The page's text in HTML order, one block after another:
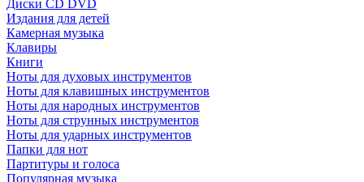
Диски CD DVD
Издания для детей
Камерная музыка
Клавиры
Книги
Ноты для духовых инструментов
Ноты для клавишных инструментов
Ноты для народных инструментов
Ноты для струнных инструментов
Ноты для ударных инструментов
Папки для нот
Партитуры и голоса
Популярная музыка